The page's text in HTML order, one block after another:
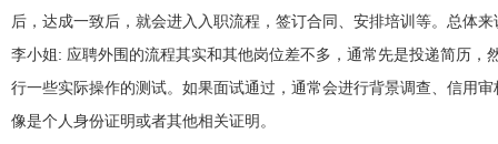
后，达成一致后，就会进入入职流程，签订合同、安排培训等。总体
李小姐: 应聘外围的流程其实和其他岗位差不多，通常先是投递简历
行一些实际操作的测试。如果面试通过，通常会进行背景调查、信用
像是个人身份证明或者其他相关证明。